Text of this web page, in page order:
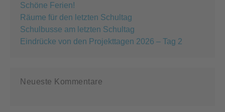
Schöne Ferien!
Räume für den letzten Schultag
Schulbusse am letzten Schultag
Eindrücke von den Projekttagen 2026 – Tag 2
Neueste Kommentare